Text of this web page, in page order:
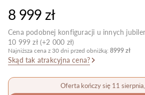
Pielęgnacja biżuterii
8 999 zł
Cena podobnej konfiguracji u innych
10 999 zł (+2 000 zł)
Najniższa cena z 30 dni przed obniżką: 8999 zł
Skąd tak atrakcyjna cena?
Oferta kończy się 11